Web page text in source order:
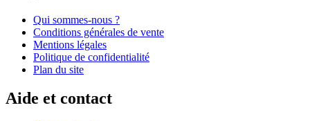
Qui sommes-nous ?
Conditions générales de vente
Mentions légales
Politique de confidentialité
Plan du site
Aide et contact